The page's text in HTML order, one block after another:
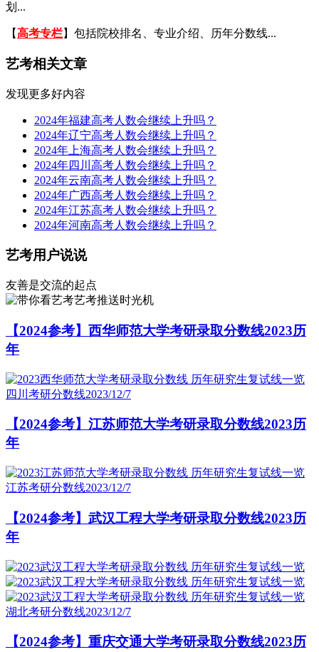
划...
【高考专栏】包括院校排名、专业介绍、历年分数线...
艺考相关文章
发现更多好内容
2024年福建高考人数会继续上升吗？
2024年辽宁高考人数会继续上升吗？
2024年上海高考人数会继续上升吗？
2024年四川高考人数会继续上升吗？
2024年云南高考人数会继续上升吗？
2024年广西高考人数会继续上升吗？
2024年江苏高考人数会继续上升吗？
2024年河南高考人数会继续上升吗？
艺考用户说说
友善是交流的起点
艺考推送时光机
【2024参考】西华师范大学考研录取分数线2023历
年
四川考研分数线2023/12/7
【2024参考】江苏师范大学考研录取分数线2023历
年
江苏考研分数线2023/12/7
【2024参考】武汉工程大学考研录取分数线2023历
年
湖北考研分数线2023/12/7
【2024参考】重庆交通大学考研录取分数线2023历